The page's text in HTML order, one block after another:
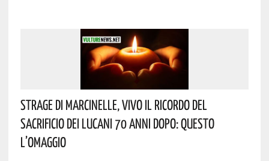
Strage Di Marcinelle, Vivo Il Ricordo Del
Sacrificio Dei Lucani 70 Anni Dopo: Questo
L’omaggio